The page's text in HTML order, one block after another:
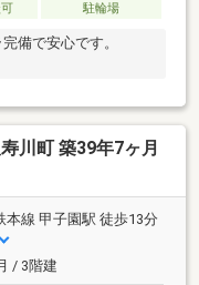
駐輪場
備で安心です。
川町 築39年7ヶ月
本線 甲子園駅 徒歩13分
/ 3階建